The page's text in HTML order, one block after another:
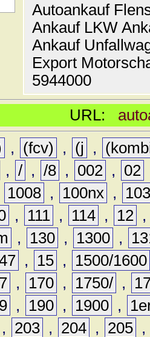
Autoankauf
Ankauf LKW
Ankauf
Export
5944000
URL:
, (fcv) , (j ,
, / , /8 , 002 , 02
1008 , 100nx ,
, 111 , 114 , 12
, 130 , 1300 ,
, 15 ,
1500/1600
, 170 , 1750/ ,
, 190 , 1900 ,
, 203 , 204 , 205 ,